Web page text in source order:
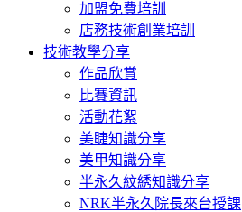
加盟免費培訓
店務技術創業培訓
技術教學分享
作品欣賞
比賽資訊
活動花絮
美睫知識分享
美甲知識分享
半永久紋綉知識分享
NRK半永久院長來台授課